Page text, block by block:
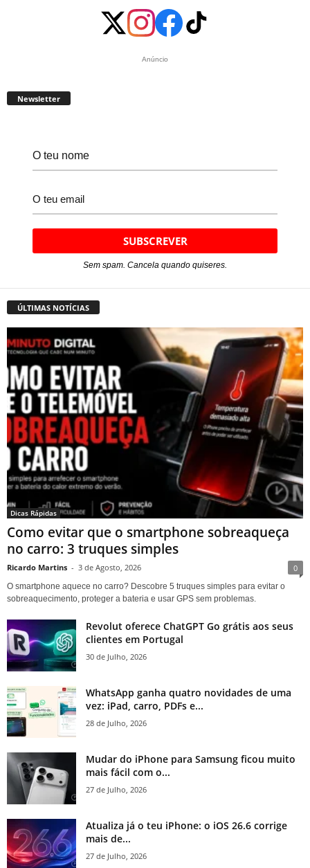
Anúncio
Newsletter
Sem spam. Cancela quando quiseres.
ÚLTIMAS NOTÍCIAS
Dicas Rápidas
Como evitar que o smartphone sobreaqueça
no carro: 3 truques simples
Ricardo Martins - 3 de Agosto, 2026 0
O smartphone aquece no carro? Descobre 5 truques simples para evitar o
sobreaquecimento, proteger a bateria e usar GPS sem problemas.
Revolut oferece ChatGPT Go grátis aos seus
clientes em Portugal
30 de Julho, 2026
WhatsApp ganha quatro novidades de uma
vez: iPad, carro, PDFs e...
28 de Julho, 2026
Mudar do iPhone para Samsung ficou muito
mais fácil com o...
27 de Julho, 2026
Atualiza já o teu iPhone: o iOS 26.6 corrige
mais de...
27 de Julho, 2026